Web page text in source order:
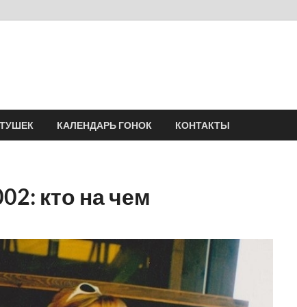
КАЛЕНДАРЬ ГОНОК КОНТАКТЫ
кто на чем